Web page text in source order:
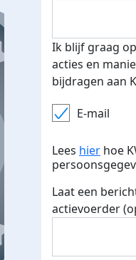
Ik blijf graag
acties en
bijdragen aan
E-mail
Lees hier hoe
Laat een
actievoerder